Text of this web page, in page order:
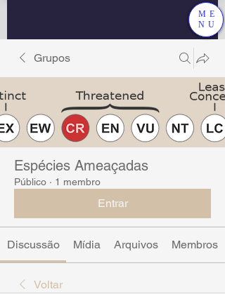
ME
NU
Grupos
Espécies Ameaçadas
Público · 1 membro
Entrar
Discussão Mídia Arquivos Membros
Voltar